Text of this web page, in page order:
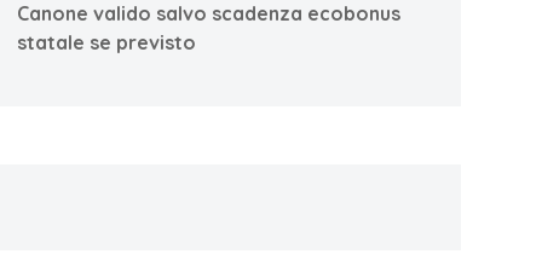
Canone valido salvo scadenza ecobonus
statale se previsto